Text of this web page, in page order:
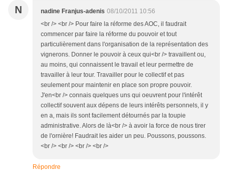
N nadine Franjus-adenis 08/10/2011 10:56
<br /> <br /> Pour faire la réforme des AOC, il faudrait
commencer par faire la réforme du pouvoir et tout
particulièrement dans l'organisation de la représentation des
vignerons. Donner le pouvoir à ceux qui<br /> travaillent ou,
au moins, qui connaissent le travail et leur permettre de
travailler à leur tour. Travailler pour le collectif et pas
seulement pour maintenir en place son propre pouvoir.
J'en<br /> connais quelques uns qui oeuvrent pour l'intérêt
collectif souvent aux dépens de leurs intérêts personnels, il y
en a, mais ils sont facilement détournés par la toupie
administrative. Alors de là<br /> à avoir la force de nous tirer
de l'ornière! Faudrait les aider un peu. Poussons, poussons.
<br /> <br /> <br /> <br />
Répondre